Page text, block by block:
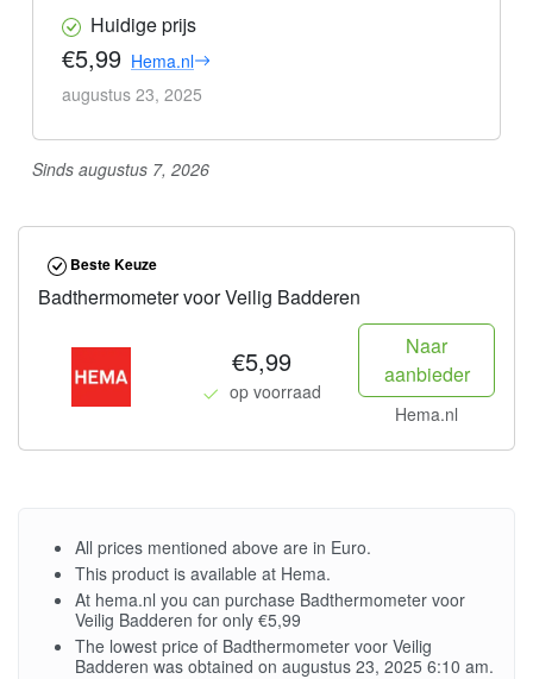
Huidige prijs
€5,99 Hema.nl
augustus 23, 2025
Sinds augustus 7, 2026
Beste Keuze
Badthermometer voor Veilig Badderen
€5,99
op voorraad
Naar
aanbieder
Hema.nl
All prices mentioned above are in Euro.
This product is available at Hema.
At hema.nl you can purchase Badthermometer voor
Veilig Badderen for only €5,99
The lowest price of Badthermometer voor Veilig
Badderen was obtained on augustus 23, 2025 6:10 am.